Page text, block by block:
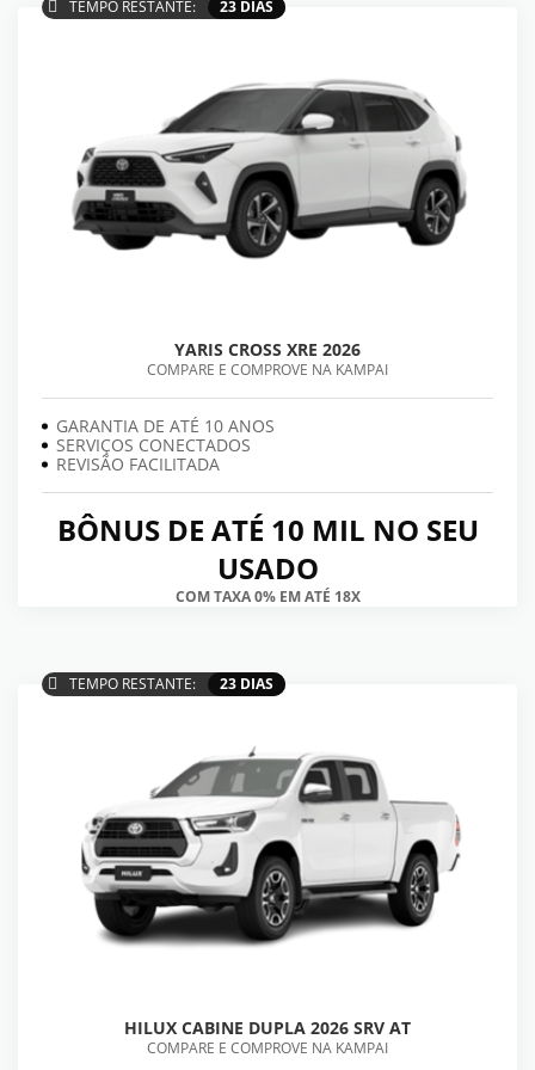
TEMPO RESTANTE: 23 DIAS
YARIS CROSS XRE 2026
COMPARE E COMPROVE NA KAMPAI
GARANTIA DE ATÉ 10 ANOS
SERVIÇOS CONECTADOS
REVISÃO FACILITADA
BÔNUS DE ATÉ 10 MIL NO SEU
USADO
COM TAXA 0% EM ATÉ 18X
TEMPO RESTANTE: 23 DIAS
HILUX CABINE DUPLA 2026 SRV AT
COMPARE E COMPROVE NA KAMPAI